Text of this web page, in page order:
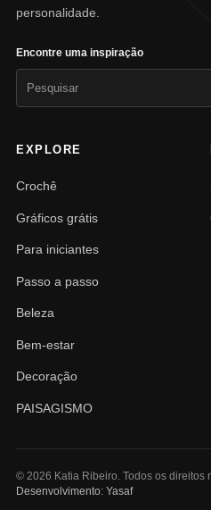
personalidade.
Encontre uma inspiração
EXPLORE
Crochê
Gráficos grátis
Para iniciantes
Passo a passo
Beleza
Bem-estar
Decoração
PAISAGISMO
© 2026 Katia Ribeiro. Todos os direitos
Desenvolvimento: Yasaf